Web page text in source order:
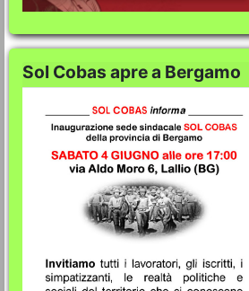
Sol Cobas apre a Bergamo